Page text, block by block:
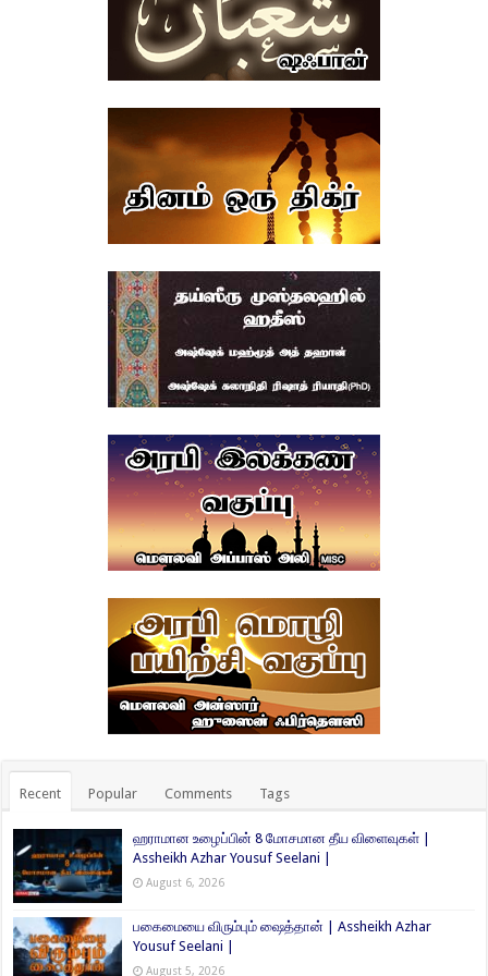
Recent Popular Comments Tags
ஹராமான உழைப்பின் 8 மோசமான தீய விளைவுகள் |
Assheikh Azhar Yousuf Seelani |
August 6, 2026
பகைமையை விரும்பும் ஷைத்தான் | Assheikh Azhar
Yousuf Seelani |
August 5, 2026